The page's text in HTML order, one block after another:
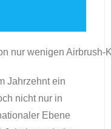
Jahrzehnt ein
nicht nur in
Ebene